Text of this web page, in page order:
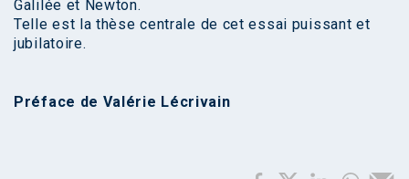
Galilée et Newton.
Telle est la thèse centrale de cet essai puissant et
jubilatoire.
Préface de Valérie Lécrivain